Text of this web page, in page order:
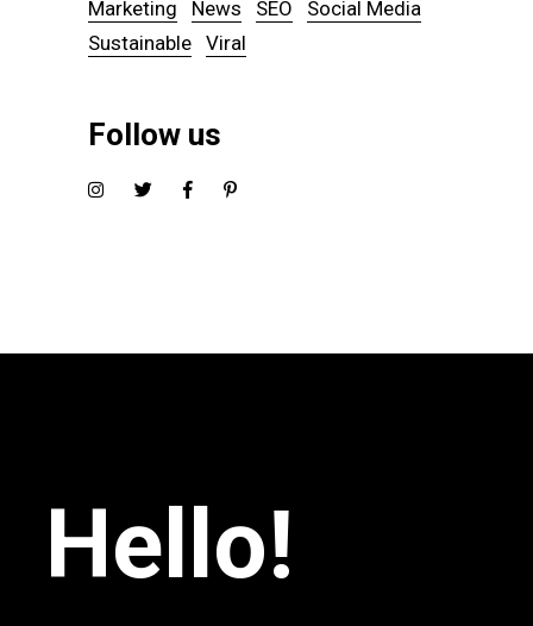
Marketing
News SEO
Social Media
Sustainable Viral
Follow us
Hello!